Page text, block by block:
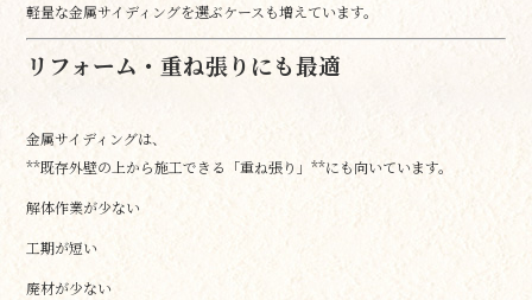
軽量な金属サイディングを選ぶケースも増えています。
リフォーム・重ね張りにも最適
金属サイディングは、
**既存外壁の上から施工できる「重ね張り」**にも向いています。
解体作業が少ない
工期が短い
廃材が少ない